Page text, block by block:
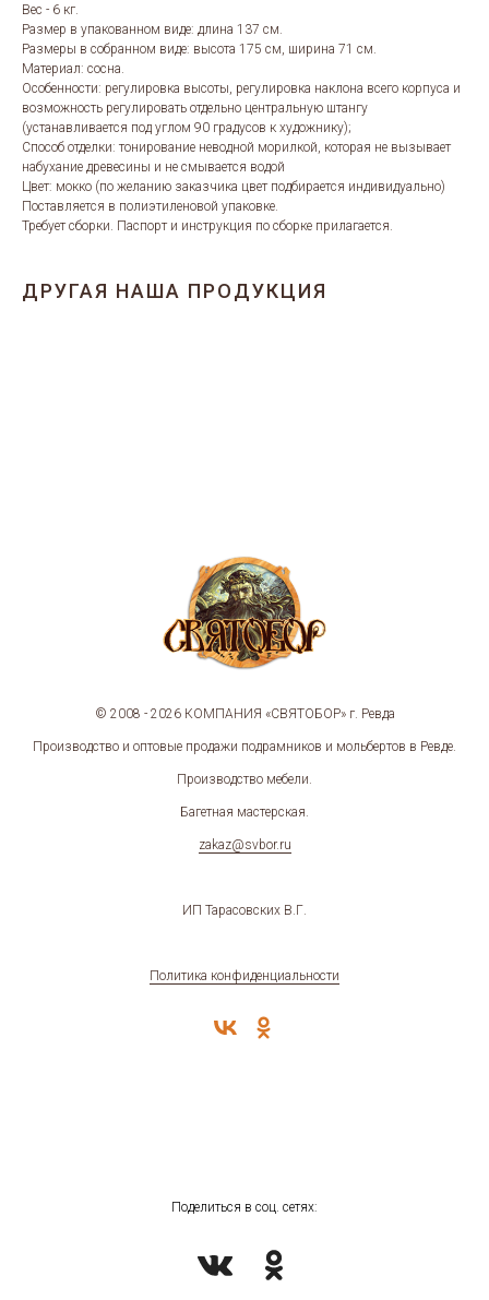
Вес - 6 кг.
Размер в упакованном виде: длина 137 см.
Размеры в собранном виде: высота 175 см, ширина 71 см.
Материал: сосна.
Особенности: регулировка высоты, регулировка наклона всего корпуса и
возможность регулировать отдельно центральную штангу
(устанавливается под углом 90 градусов к художнику);
Способ отделки: тонирование неводной морилкой, которая не вызывает
набухание древесины и не смывается водой
Цвет: мокко (по желанию заказчика цвет подбирается индивидуально)
Поставляется в полиэтиленовой упаковке.
Требует сборки. Паспорт и инструкция по сборке прилагается.
ДРУГАЯ НАША ПРОДУКЦИЯ
© 2008 - 2026 КОМПАНИЯ «СВЯТОБОР» г. Ревда
Производство и оптовые продажи подрамников и мольбертов в Ревде.
Производство мебели.
Багетная мастерская.
zakaz@svbor.ru
ИП Тарасовских В.Г.
Политика конфиденциальности
Поделиться в соц. сетях: